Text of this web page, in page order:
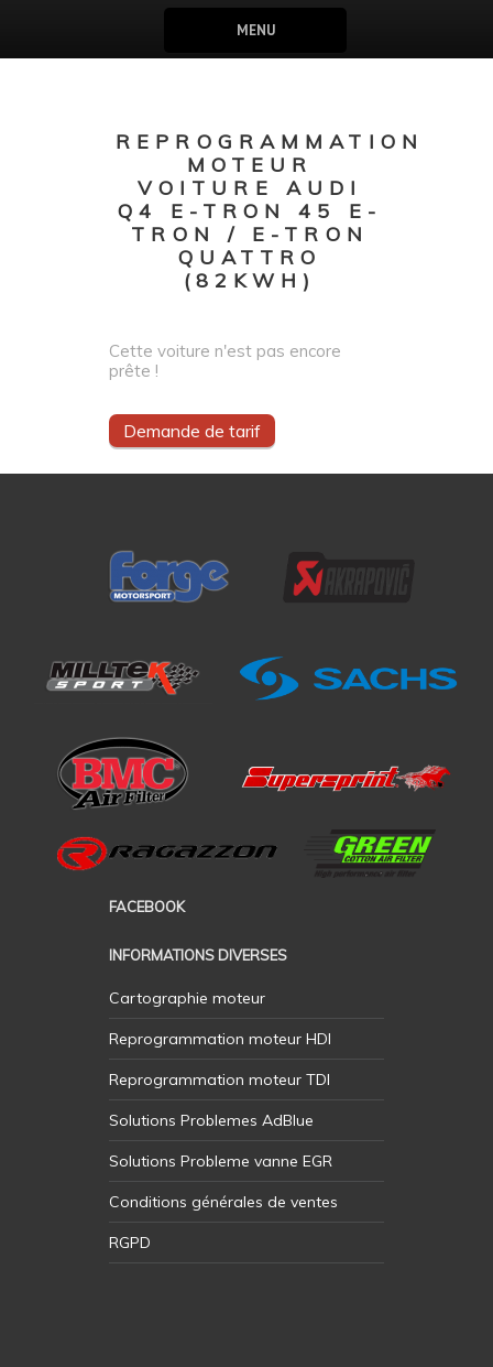
MENU
REPROGRAMMATION
MOTEUR
VOITURE AUDI
Q4 E-TRON 45 E-
TRON / E-TRON
QUATTRO
(82KWH)
Cette voiture n'est pas encore
prête !
Demande de tarif
FACEBOOK
INFORMATIONS DIVERSES
Cartographie moteur
Reprogrammation moteur HDI
Reprogrammation moteur TDI
Solutions Problemes AdBlue
Solutions Probleme vanne EGR
Conditions générales de ventes
RGPD